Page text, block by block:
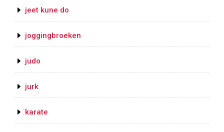
jeet kune do
joggingbroeken
judo
jurk
karate